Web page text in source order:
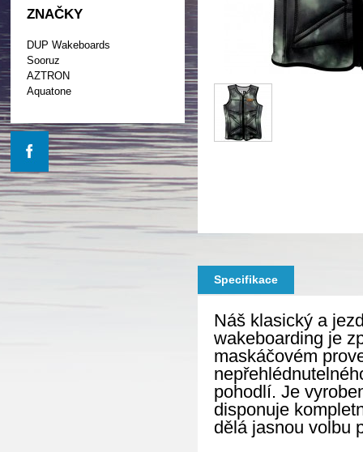
ZNAČKY
DUP Wakeboards
Sooruz
AZTRON
Aquatone
Specifikace
Náš klasický a
wakeboarding je
maskáčovém
pohodlí. Je
disponuje
dělá jasnou volbu